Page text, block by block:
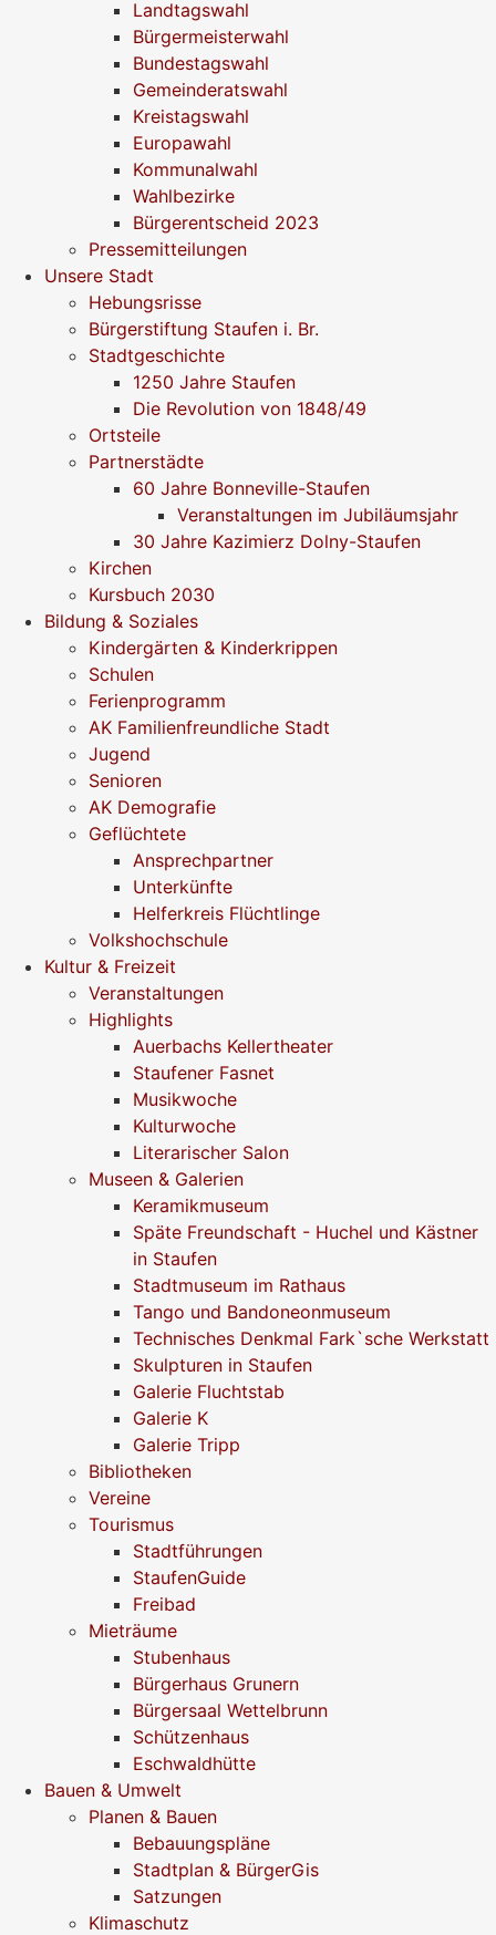
Landtagswahl
Bürgermeisterwahl
Bundestagswahl
Gemeinderatswahl
Kreistagswahl
Europawahl
Kommunalwahl
Wahlbezirke
Bürgerentscheid 2023
Pressemitteilungen
Unsere Stadt
Hebungsrisse
Bürgerstiftung Staufen i. Br.
Stadtgeschichte
1250 Jahre Staufen
Die Revolution von 1848/49
Ortsteile
Partnerstädte
60 Jahre Bonneville-Staufen
Veranstaltungen im Jubiläumsjahr
30 Jahre Kazimierz Dolny-Staufen
Kirchen
Kursbuch 2030
Bildung & Soziales
Kindergärten & Kinderkrippen
Schulen
Ferienprogramm
AK Familienfreundliche Stadt
Jugend
Senioren
AK Demografie
Geflüchtete
Ansprechpartner
Unterkünfte
Helferkreis Flüchtlinge
Volkshochschule
Kultur & Freizeit
Veranstaltungen
Highlights
Auerbachs Kellertheater
Staufener Fasnet
Musikwoche
Kulturwoche
Literarischer Salon
Museen & Galerien
Keramikmuseum
Späte Freundschaft - Huchel und Kästner
in Staufen
Stadtmuseum im Rathaus
Tango und Bandoneonmuseum
Technisches Denkmal Fark`sche Werkstatt
Skulpturen in Staufen
Galerie Fluchtstab
Galerie K
Galerie Tripp
Bibliotheken
Vereine
Tourismus
Stadtführungen
StaufenGuide
Freibad
Mieträume
Stubenhaus
Bürgerhaus Grunern
Bürgersaal Wettelbrunn
Schützenhaus
Eschwaldhütte
Bauen & Umwelt
Planen & Bauen
Bebauungspläne
Stadtplan & BürgerGis
Satzungen
Klimaschutz